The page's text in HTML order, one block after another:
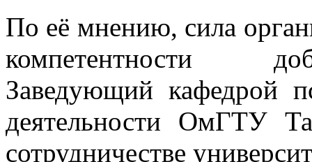
По её мнению, сила
компетентности
Заведующий кафедрой
деятельности ОмГТУ
сотрудничестве